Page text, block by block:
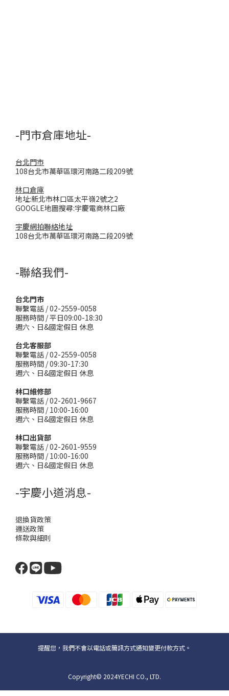
-門市倉庫地址-
台北門市
108台北市萬華區環河南路二段209號
林口倉庫
地址:新北市林口區太平嶺2號之2
GOOGLE地圖搜尋:宇慶電商林口廠
宇慶網拍聯絡地址
108台北市萬華區環河南路二段209號
-聯絡我們-
台北門市
聯繫電話 / 02-2559-0058
服務時間 / 平日09:00-18:30
週六、日&國定假日 休息
台北客服部
聯繫電話 / 02-2559-0058
服務時間 / 09:30-17:30
週六、日&國定假日 休息
林口維修部
聯繫電話 / 02-2601-9667
服務時間 / 10:00-16:00
週六、日&國定假日 休息
林口出貨部
聯繫電話 / 02-2601-9559
服務時間 / 10:00-16:00
週六、日&國定假日 休息
-宇慶小道消息-
退換貨政策
運送政策
條款與細則
提醒您，我們不會以電話或簡訊方式通知變更付款方式。
Copyright© 2024YECHI CO., LTD.